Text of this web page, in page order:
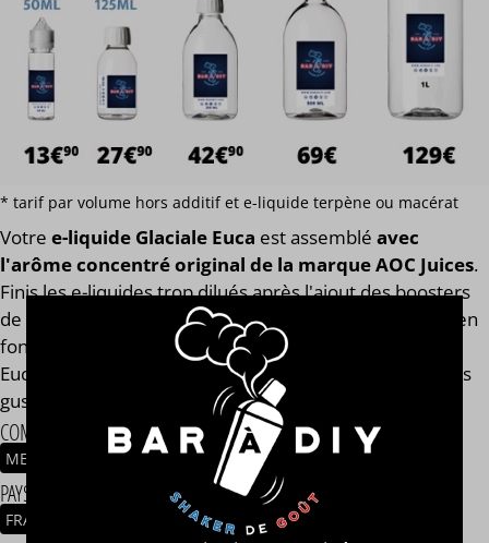
* tarif par volume hors additif et e-liquide terpène ou macérat
Votre e-liquide Glaciale Euca est assemblé avec
l'arôme concentré original de la marque AOC Juices.
Finis les e-liquides trop dilués après l'ajout des boosters
de nicotine ! Notre calculateur mesure votre e-liquide en
fonction de son volume global. Votre e-liquide Glaciale
Euca aura toujours le même goût et les mêmes qualités
gustatives, que vous soyez en 0, 2, 9, 11 ou 14 mg/ml.
COMPOSITION
MENTHOL EUCALYPTUS
PAYS / ORIGINE DU CONCENTRÉ
FRANCE